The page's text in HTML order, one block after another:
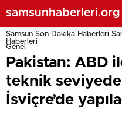
samsunhaberleri.org
Samsun Son Dakika Haberleri
Haberleri
Genel
Pakistan: ABD
teknik
İsviçre’de